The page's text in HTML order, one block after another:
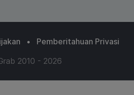
•
Pemberitahuan Privasi
2010 - 2026